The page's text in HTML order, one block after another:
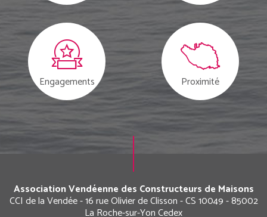
Engagements Proximité
Association Vendéenne des Constructeurs de Maisons
CCI de la Vendée - 16 rue Olivier de Clisson - CS 10049 - 85002
La Roche-sur-Yon Cedex